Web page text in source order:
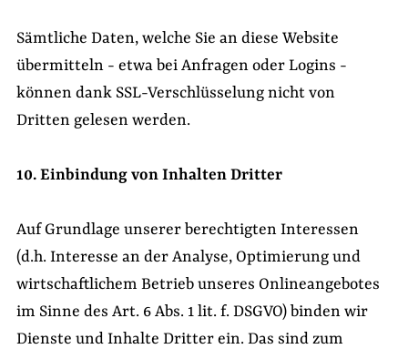
Sämtliche Daten, welche Sie an diese Website
übermitteln - etwa bei Anfragen oder Logins -
können dank SSL-Verschlüsselung nicht von
Dritten gelesen werden.
10. Einbindung von Inhalten Dritter
Auf Grundlage unserer berechtigten Interessen
(d.h. Interesse an der Analyse, Optimierung und
wirtschaftlichem Betrieb unseres Onlineangebotes
im Sinne des Art. 6 Abs. 1 lit. f. DSGVO) binden wir
Dienste und Inhalte Dritter ein. Das sind zum